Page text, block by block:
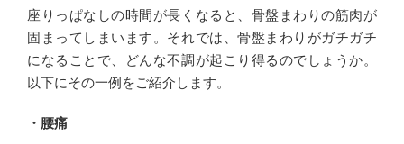
座りっぱなしの時間が長くなると、骨盤まわりの筋肉が
固まってしまいます。それでは、骨盤まわりがガチガチ
になることで、どんな不調が起こり得るのでしょうか。
以下にその一例をご紹介します。
・腰痛